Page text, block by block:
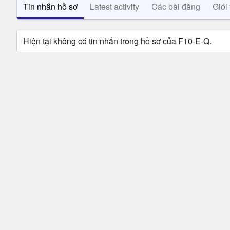
Tin nhắn hồ sơ Latest activity Các bài đăng Giới
Hiện tại không có tin nhắn trong hồ sơ của F10-E-Q.